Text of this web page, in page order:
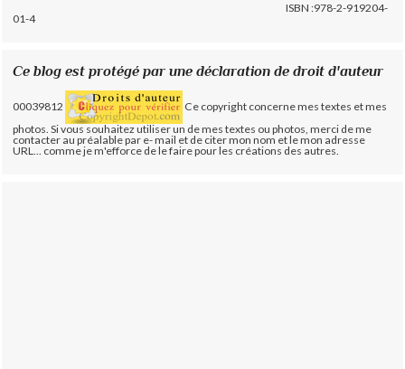
ISBN :978-2-919204-
01-4
Ce blog est protégé par une déclaration de droit d'auteur
00039812
Ce copyright concerne mes textes et mes
photos. Si vous souhaitez utiliser un de mes textes ou photos, merci de me
contacter au préalable par e- mail et de citer mon nom et le mon adresse
URL... comme je m'efforce de le faire pour les créations des autres.